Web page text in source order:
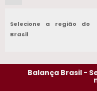
BALANCA INDUSTRIAL DE
BALANCA MECANICA COM
Selecione a região do
Brasil
Balança Brasil -